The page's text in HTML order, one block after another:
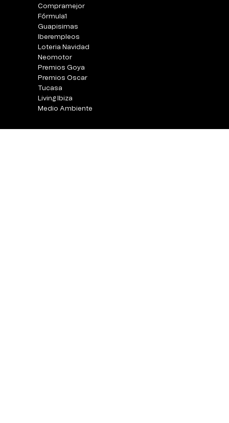
Compramejor
Fórmula1
Guapisimas
Iberempleos
Loteria Navidad
Neomotor
Premios Goya
Premios Oscar
Tucasa
Living Ibiza
Medio Ambiente